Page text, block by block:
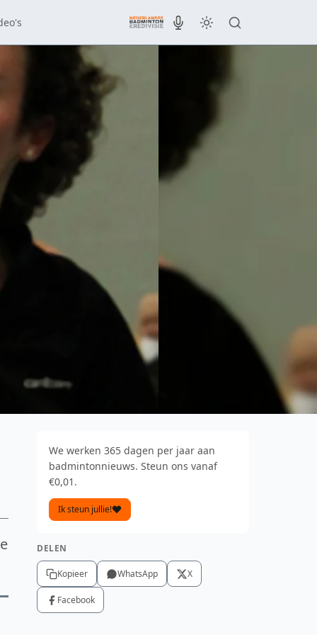
We werken 365 dagen per jaar aan
badmintonnieuws. Steun ons vanaf
€0,01.
Ik steun jullie!
DELEN
Kopieer WhatsApp X
Facebook